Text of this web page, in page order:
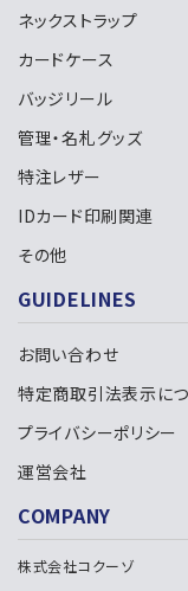
カテゴリー
ネックストラップ
カードケース
バッジリール
管理・名札グッズ
特注レザー
IDカード印刷関連
その他
GUIDELINES
お問い合わせ
特定商取引法表示に
プライバシーポリシー
運営会社
COMPANY
株式会社コクーゾ